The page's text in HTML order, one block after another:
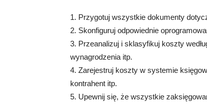
1. Przygotuj wszystkie dokumenty
2. Skonfiguruj odpowiednie
3. Przeanalizuj i sklasyfikuj koszty
wynagrodzenia itp.
4. Zarejestruj koszty w systemie
kontrahent itp.
5. Upewnij się, że wszystkie